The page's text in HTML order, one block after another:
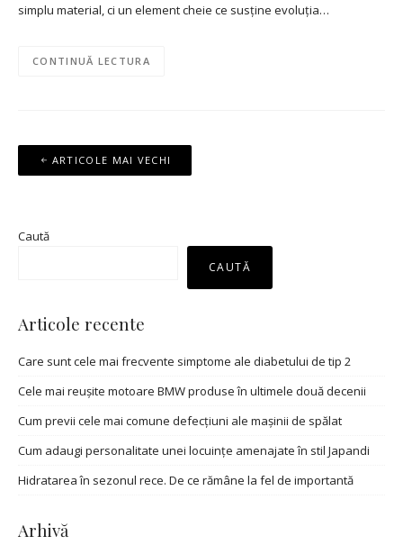
simplu material, ci un element cheie ce susține evoluția…
CONTINUĂ LECTURA
Navigare
în
ARTICOLE MAI VECHI
Caută
CAUTĂ
Articole recente
Care sunt cele mai frecvente simptome ale diabetului de tip 2
Cele mai reușite motoare BMW produse în ultimele două decenii
Cum previi cele mai comune defecțiuni ale mașinii de spălat
Cum adaugi personalitate unei locuințe amenajate în stil Japandi
Hidratarea în sezonul rece. De ce rămâne la fel de importantă
Arhivă